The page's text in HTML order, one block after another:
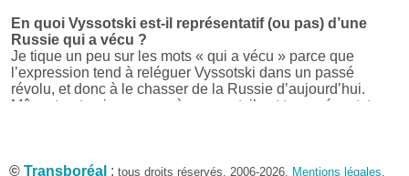
En quoi Vyssotski est-il représentatif (ou pas) d’une
Russie qui a vécu ?
Je tique un peu sur les mots « qui a vécu » parce que
l’expression tend à reléguer Vyssotski dans un passé
révolu, et donc à le chasser de la Russie d’aujourd’hui.
Même trente-cinq ans après sa mort, il est trop présent, trop
même. Et pourtant la question est bien posée : par un
© Transboréal : tous droits réservés, 2006-2026. Mentions légales.